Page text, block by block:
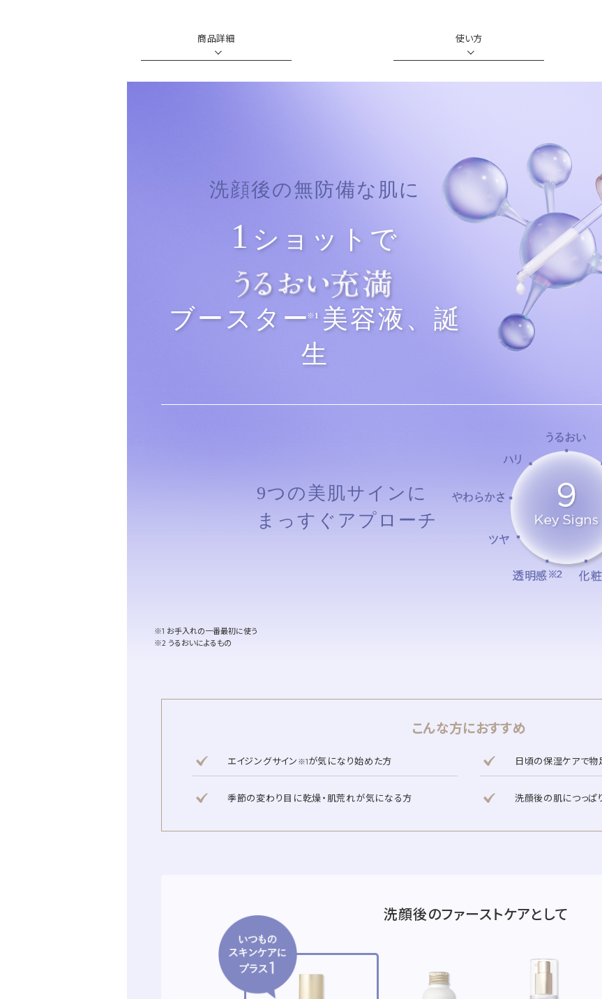
商品詳細 使い方
洗顔後の無防備な肌に
1 ショットで
ブースター※1
美容液、誕
生
9つの美肌サインに
まっすぐアプローチ
※1 お手入れの一番最初に使う
※2 うるおいによるもの
こんな方におすすめ
エイジングサイン ※1が気になり始めた方 日頃の保湿ケアで物
季節の変わり目に乾燥・肌荒れが気になる方 洗顔後の肌につっぱ
洗顔後のファーストケアとして